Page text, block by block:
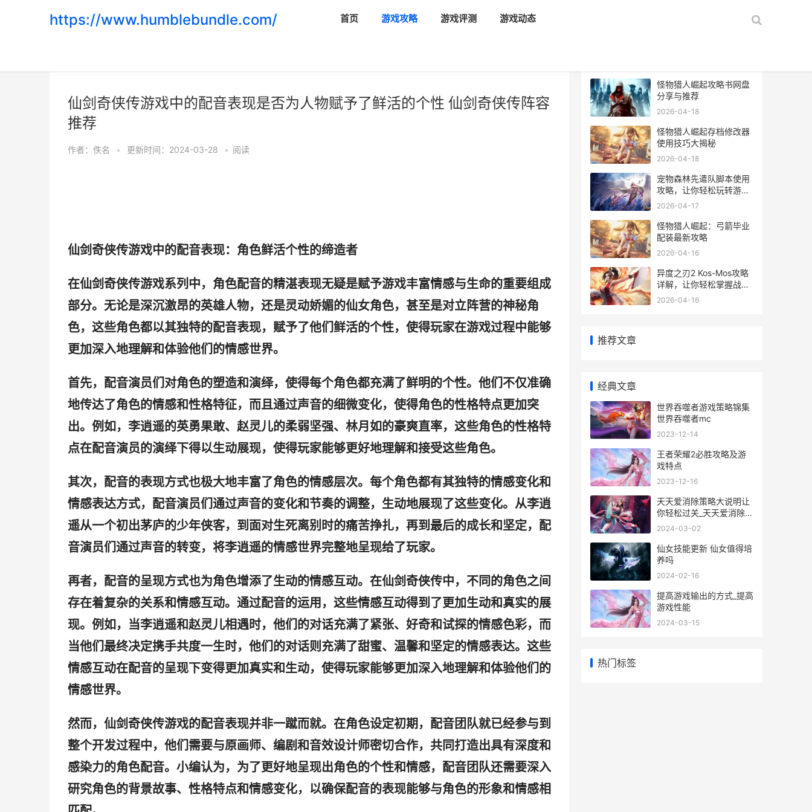
https://www.humblebundle.com/ 首页 游戏攻略 游戏评测 游戏动态
仙剑奇侠传游戏中的配音表现是否为人物赋予了鲜活的个性 仙剑奇侠传阵容
推荐
作者： 佚名 • 更新时间：2024-03-28 • 阅读
仙剑奇侠传游戏中的配音表现：角色鲜活个性的缔造者
在仙剑奇侠传游戏系列中，角色配音的精湛表现无疑是赋予游戏丰富情感与生命的重要组成
部分。无论是深沉激昂的英雄人物，还是灵动娇媚的仙女角色，甚至是对立阵营的神秘角
色，这些角色都以其独特的配音表现，赋予了他们鲜活的个性，使得玩家在游戏过程中能够
更加深入地理解和体验他们的情感世界。
首先，配音演员们对角色的塑造和演绎，使得每个角色都充满了鲜明的个性。他们不仅准确
地传达了角色的情感和性格特征，而且通过声音的细微变化，使得角色的性格特点更加突
出。例如，李逍遥的英勇果敢、赵灵儿的柔弱坚强、林月如的豪爽直率，这些角色的性格特
点在配音演员的演绎下得以生动展现，使得玩家能够更好地理解和接受这些角色。
其次，配音的表现方式也极大地丰富了角色的情感层次。每个角色都有其独特的情感变化和
情感表达方式，配音演员们通过声音的变化和节奏的调整，生动地展现了这些变化。从李逍
遥从一个初出茅庐的少年侠客，到面对生死离别时的痛苦挣扎，再到最后的成长和坚定，配
音演员们通过声音的转变，将李逍遥的情感世界完整地呈现给了玩家。
再者，配音的呈现方式也为角色增添了生动的情感互动。在仙剑奇侠传中，不同的角色之间
存在着复杂的关系和情感互动。通过配音的运用，这些情感互动得到了更加生动和真实的展
现。例如，当李逍遥和赵灵儿相遇时，他们的对话充满了紧张、好奇和试探的情感色彩，而
当他们最终决定携手共度一生时，他们的对话则充满了甜蜜、温馨和坚定的情感表达。这些
情感互动在配音的呈现下变得更加真实和生动，使得玩家能够更加深入地理解和体验他们的
情感世界。
然而，仙剑奇侠传游戏的配音表现并非一蹴而就。在角色设定初期，配音团队就已经参与到
整个开发过程中，他们需要与原画师、编剧和音效设计师密切合作，共同打造出具有深度和
感染力的角色配音。小编认为，为了更好地呈现出角色的个性和情感，配音团队还需要深入
研究角色的背景故事、性格特点和情感变化，以确保配音的表现能够与角色的形象和情感相
怪物猎人崛起攻略书网盘
分享与推荐
2026-04-18
怪物猎人崛起存档修改器
使用技巧大揭秘
2026-04-18
宠物森林先遣队脚本使用
攻略，让你轻松玩转游
戏！
2026-04-17
怪物猎人崛起：弓箭毕业
配装最新攻略
2026-04-16
异度之刃2 Kos-Mos攻略
详解，让你轻松掌握战斗
技巧
2026-04-16
推荐文章
经典文章
世界吞噬者游戏策略锦集
世界吞噬者mc
2023-12-14
王者荣耀2必胜攻略及游
戏特点
2023-12-16
天天爱消除策略大说明让
你轻松过关_天天爱消除太
坑了
2024-03-02
仙女技能更新 仙女值得培
养吗
2024-02-16
提高游戏输出的方式_提高
游戏性能
2024-03-15
热门标签